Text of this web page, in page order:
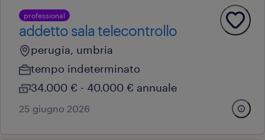
professional
addetto sala telecontrollo
perugia, umbria
tempo indeterminato
34.000 € - 40.000 € annuale
25 giugno 2026